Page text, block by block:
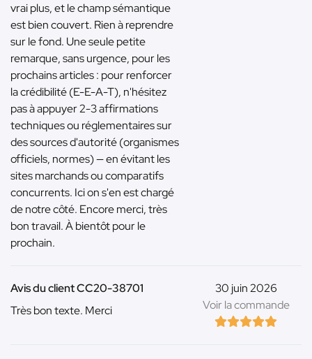
vrai plus, et le champ sémantique
est bien couvert. Rien à reprendre
sur le fond. Une seule petite
remarque, sans urgence, pour les
prochains articles : pour renforcer
la crédibilité (E-E-A-T), n'hésitez
pas à appuyer 2-3 affirmations
techniques ou réglementaires sur
des sources d'autorité (organismes
officiels, normes) — en évitant les
sites marchands ou comparatifs
concurrents. Ici on s'en est chargé
de notre côté. Encore merci, très
bon travail. À bientôt pour le
prochain.
30 juin 2026
Voir la commande
Avis du client CC20-38701
Très bon texte. Merci